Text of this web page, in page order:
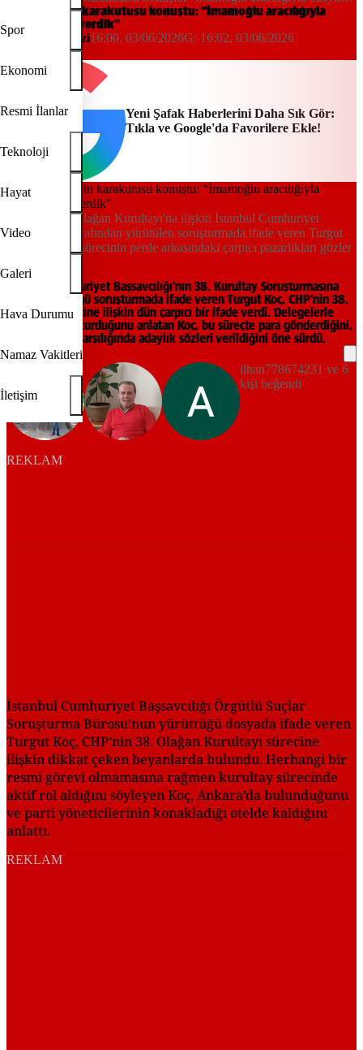
Spor
Ekonomi
Resmi İlanlar
Teknoloji
Hayat
Video
Galeri
Hava Durumu
Namaz Vakitleri
İletişim
sözü verdik"
Özgür Özel’in karakutusu konuştu: “İmamoğlu aracılığıyla
adaylık sözü verdik"
Haber Merkezi16:00, 03/06/2026G: 16:02, 03/06/2026
Yeni Şafak Haberlerini Daha Sık Gör:
Tıkla ve Google'da Favorilere Ekle!
CHP'nin 38. Olağan Kurultayı'na ilişkin İstanbul Cumhuriyet
Başsavcılığı tarafından yürütülen soruşturmada ifade veren Turgut
Koç, kurultay sürecinin perde arkasındaki çarpıcı pazarlıkları gözler
İstanbul Cumhuriyet Başsavcılığı’nın 38. Kurultay Soruşturmasına
ilişkin yürüttüğü soruşturmada ifade veren Turgut Koç, CHP’nin 38.
Kurultayı sürecine ilişkin dün çarpıcı bir ifade verdi. Delegelerle
birebir temas kurduğunu anlatan Koç, bu süreçte para gönderdiğini,
siyasi destek karşılığında adaylık sözleri verildiğini öne sürdü.
ilhan778674231 ve 6
kişi beğendi
REKLAM
İstanbul Cumhuriyet Başsavcılığı Örgütlü Suçlar
Soruşturma Bürosu’nun yürüttüğü dosyada ifade veren
Turgut Koç, CHP’nin 38. Olağan Kurultayı sürecine
ilişkin dikkat çeken beyanlarda bulundu. Herhangi bir
resmi görevi olmamasına rağmen kurultay sürecinde
aktif rol aldığını söyleyen Koç, Ankara’da bulunduğunu
ve parti yöneticilerinin konakladığı otelde kaldığını
anlattı.
REKLAM